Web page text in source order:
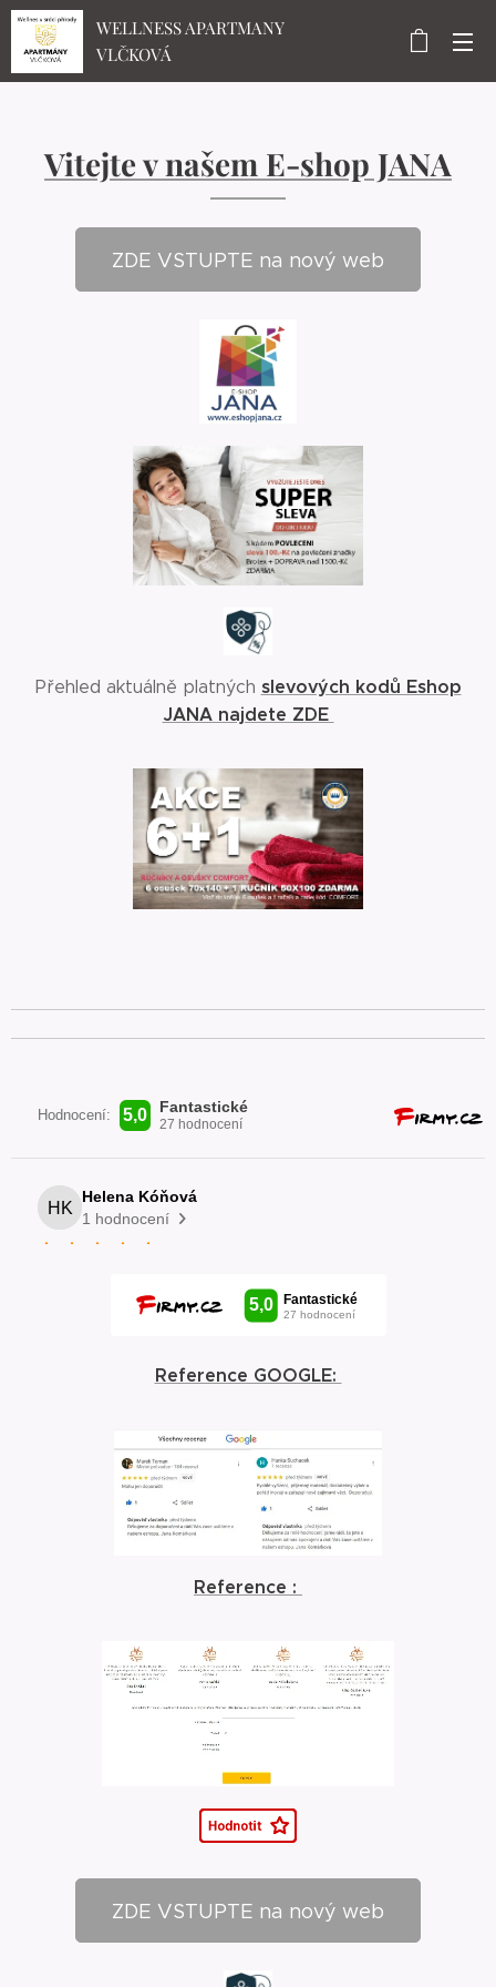
WELLNESS APARTMANY
VLČKOVÁ
Vitejte v našem E-shop JANA
ZDE VSTUPTE na nový web
Přehled aktuálně platných slevových kodů Eshop
JANA najdete ZDE
Reference GOOGLE:
Reference :
ZDE VSTUPTE na nový web